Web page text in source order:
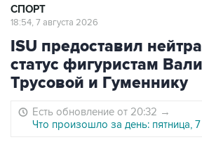
СПОРТ
18:54, 7 августа 2026
ISU предоставил
статус фигуристам
Трусовой и Гуменнику
Есть обновление от 20:32 →
Что произошло за день: пятница, 7